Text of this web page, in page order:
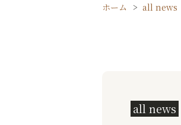
ホーム all news
all news